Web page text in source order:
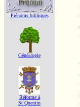
Prénoms bibliques
Généalogie
Réforme á
St Quentin